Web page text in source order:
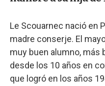
Le Scouarnec nació en
madre conserje. El
muy buen alumno, más
desde los 10 años en
que logró en los años